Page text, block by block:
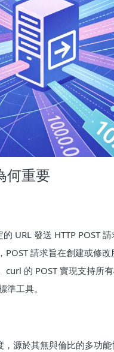
何重要
URL 發送 HTTP POST
POST 請求旨在創建或修
的 POST 實現支持所
工具。
源於其無與倫比的多功能